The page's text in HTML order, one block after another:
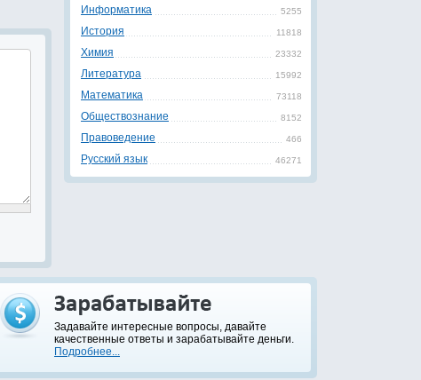
5255
Информатика
11818
История
23332
Химия
15992
Литература
73118
Математика
8152
Обществознание
466
Правоведение
46271
Русский язык
Задавайте интересные вопросы, давайте
качественные ответы и зарабатывайте деньги.
Подробнее...